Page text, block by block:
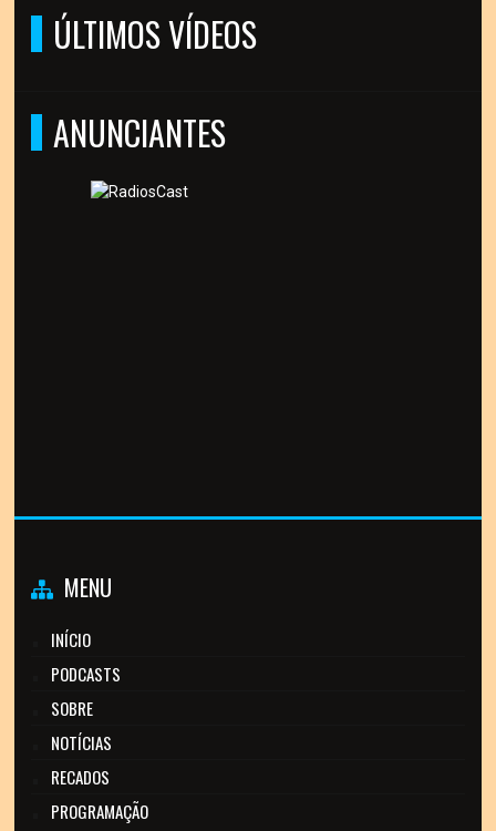
ÚLTIMOS VÍDEOS
ANUNCIANTES
MENU
INÍCIO
PODCASTS
SOBRE
NOTÍCIAS
RECADOS
PROGRAMAÇÃO